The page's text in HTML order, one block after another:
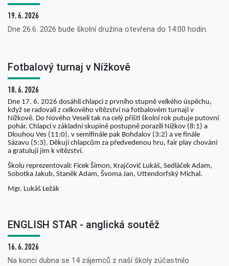
19. 6. 2026
Dne 26.6. 2026 bude školní družina otevřena do 14:00 hodin.
Fotbalový turnaj v Nížkově
18. 6. 2026
Dne 17. 6. 2026 dosáhli chlapci z prvního stupně velkého úspěchu,
když se radovali z celkového vítězství na fotbalovém turnaji v
Nížkově. Do Nového Veselí tak na celý příští školní rok putuje putovní
pohár. Chlapci v základní skupině postupně porazili Nížkov (8:1) a
Dlouhou Ves (11:0), v semifinále pak Bohdalov (3:2) a ve finále
Sázavu (5:3). Děkuji chlapcům za předvedenou hru, fair play chování
a gratuluji jim k vítězství.
Školu reprezentovali: Ficek Šimon, Krajčovič Lukáš, Sedláček Adam,
Sobotka Jakub, Staněk Adam, Švoma Jan, Uttendorfský Michal.
Mgr. Lukáš Ležák
ENGLISH STAR - anglická soutěž
16. 6. 2026
Na konci dubna se 14 zájemců z naší školy zúčastnilo